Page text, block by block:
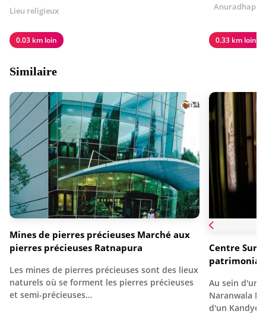
Lieu religieux
0.03 km loin 0.33 km loin
Similaire
Mines de pierres précieuses Marché aux
pierres précieuses Ratnapura
Les mines de pierres précieuses sont des lieux
naturels où se forment les pierres précieuses
et semi-précieuses…
Centre
Au sein d'un
Naranwala
d'un